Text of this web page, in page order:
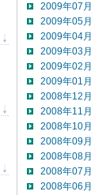
2009年07月
2009年05月
2009年04月
2009年03月
2009年02月
2009年01月
2008年12月
2008年11月
2008年10月
2008年09月
2008年08月
2008年07月
2008年06月